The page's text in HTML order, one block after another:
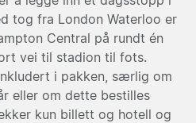
tog fra London Waterloo er
Central på rundt én
vei til stadion til fots.
i pakken, særlig om
eller om dette bestilles
kun billett og hotell og